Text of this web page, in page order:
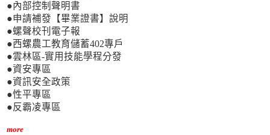
●內部控制聲明書
●申請補發【畢業證書】說明
●螺聲校刊電子報
●西螺農工教育儲蓄402專戶
●雲林區-實用技能學程分發
●資安專區
●資訊安全政策
●性平專區
●反霸凌專區
more